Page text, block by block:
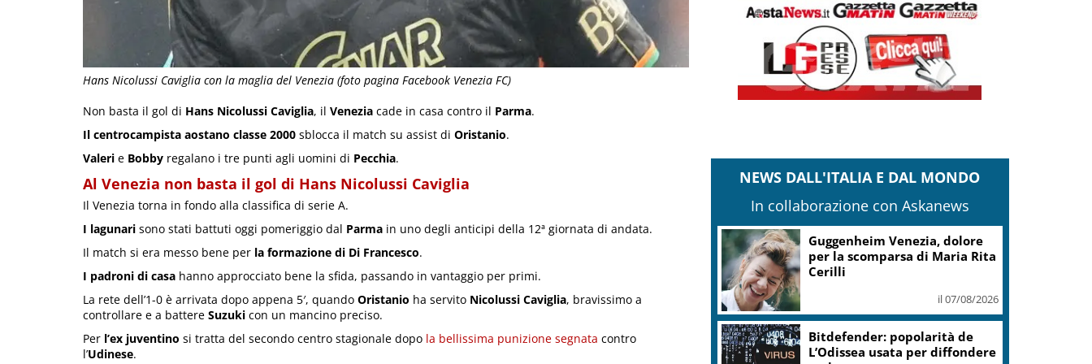
Hans Nicolussi Caviglia con la maglia del Venezia (foto pagina Facebook Venezia FC)
Non basta il gol di Hans Nicolussi Caviglia, il Venezia cade in casa contro il Parma.
Il centrocampista aostano classe 2000 sblocca il match su assist di Oristanio.
Valeri e Bobby regalano i tre punti agli uomini di Pecchia.
Al Venezia non basta il gol di Hans Nicolussi Caviglia
Il Venezia torna in fondo alla classifica di serie A.
I lagunari sono stati battuti oggi pomeriggio dal Parma in uno degli anticipi della 12ª giornata di andata.
Il match si era messo bene per la formazione di Di Francesco.
I padroni di casa hanno approcciato bene la sfida, passando in vantaggio per primi.
La rete dell’1-0 è arrivata dopo appena 5′, quando Oristanio ha servito Nicolussi Caviglia, bravissimo a
controllare e a battere Suzuki con un mancino preciso.
Per l’ex juventino si tratta del secondo centro stagionale dopo la bellissima punizione segnata contro
l’Udinese.
NEWS DALL'ITALIA E DAL MONDO
In collaborazione con Askanews
Covid, ‘Conte-day’ in
commissione: “non sono un
eroe ma un uomo corretto,
il 06/08/2026
Guccini, Meloni: l’ho amato e